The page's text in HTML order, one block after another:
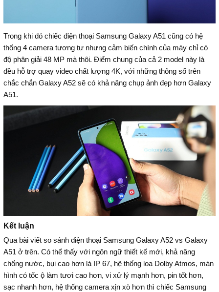
Trong khi đó chiếc điện thoại Samsung Galaxy A51 cũng có hệ
thống 4 camera tương tự nhưng cảm biến chính của máy chỉ có
độ phân giải 48 MP mà thôi. Điểm chung của cả 2 model này là
đều hỗ trợ quay video chất lượng 4K, với những thông số trên
chắc chắn Galaxy A52 sẽ có khả năng chụp ảnh đẹp hơn Galaxy
A51.
Kết luận
Qua bài viết so sánh điện thoại Samsung Galaxy A52 vs Galaxy
A51 ở trên. Có thể thấy với ngôn ngữ thiết kế mới, khả năng
chống nước, bụi cao hơn là IP 67, hệ thống loa Dolby Atmos, màn
hình có tốc ộ làm tươi cao hơn, vi xử lý mạnh hơn, pin tốt hơn,
sạc nhanh hơn, hệ thống camera xịn xò hơn thì chiếc Samsung